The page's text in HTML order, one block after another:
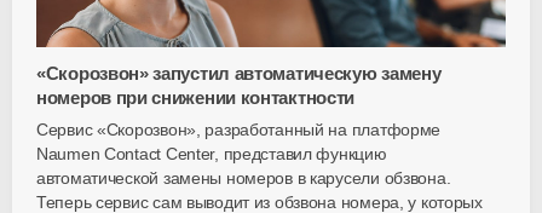
«Скорозвон» запустил автоматическую замену
номеров при снижении контактности
Сервис «Скорозвон», разработанный на платформе
Naumen Contact Center, представил функцию
автоматической замены номеров в карусели обзвона.
Теперь сервис сам выводит из обзвона номера, у которых